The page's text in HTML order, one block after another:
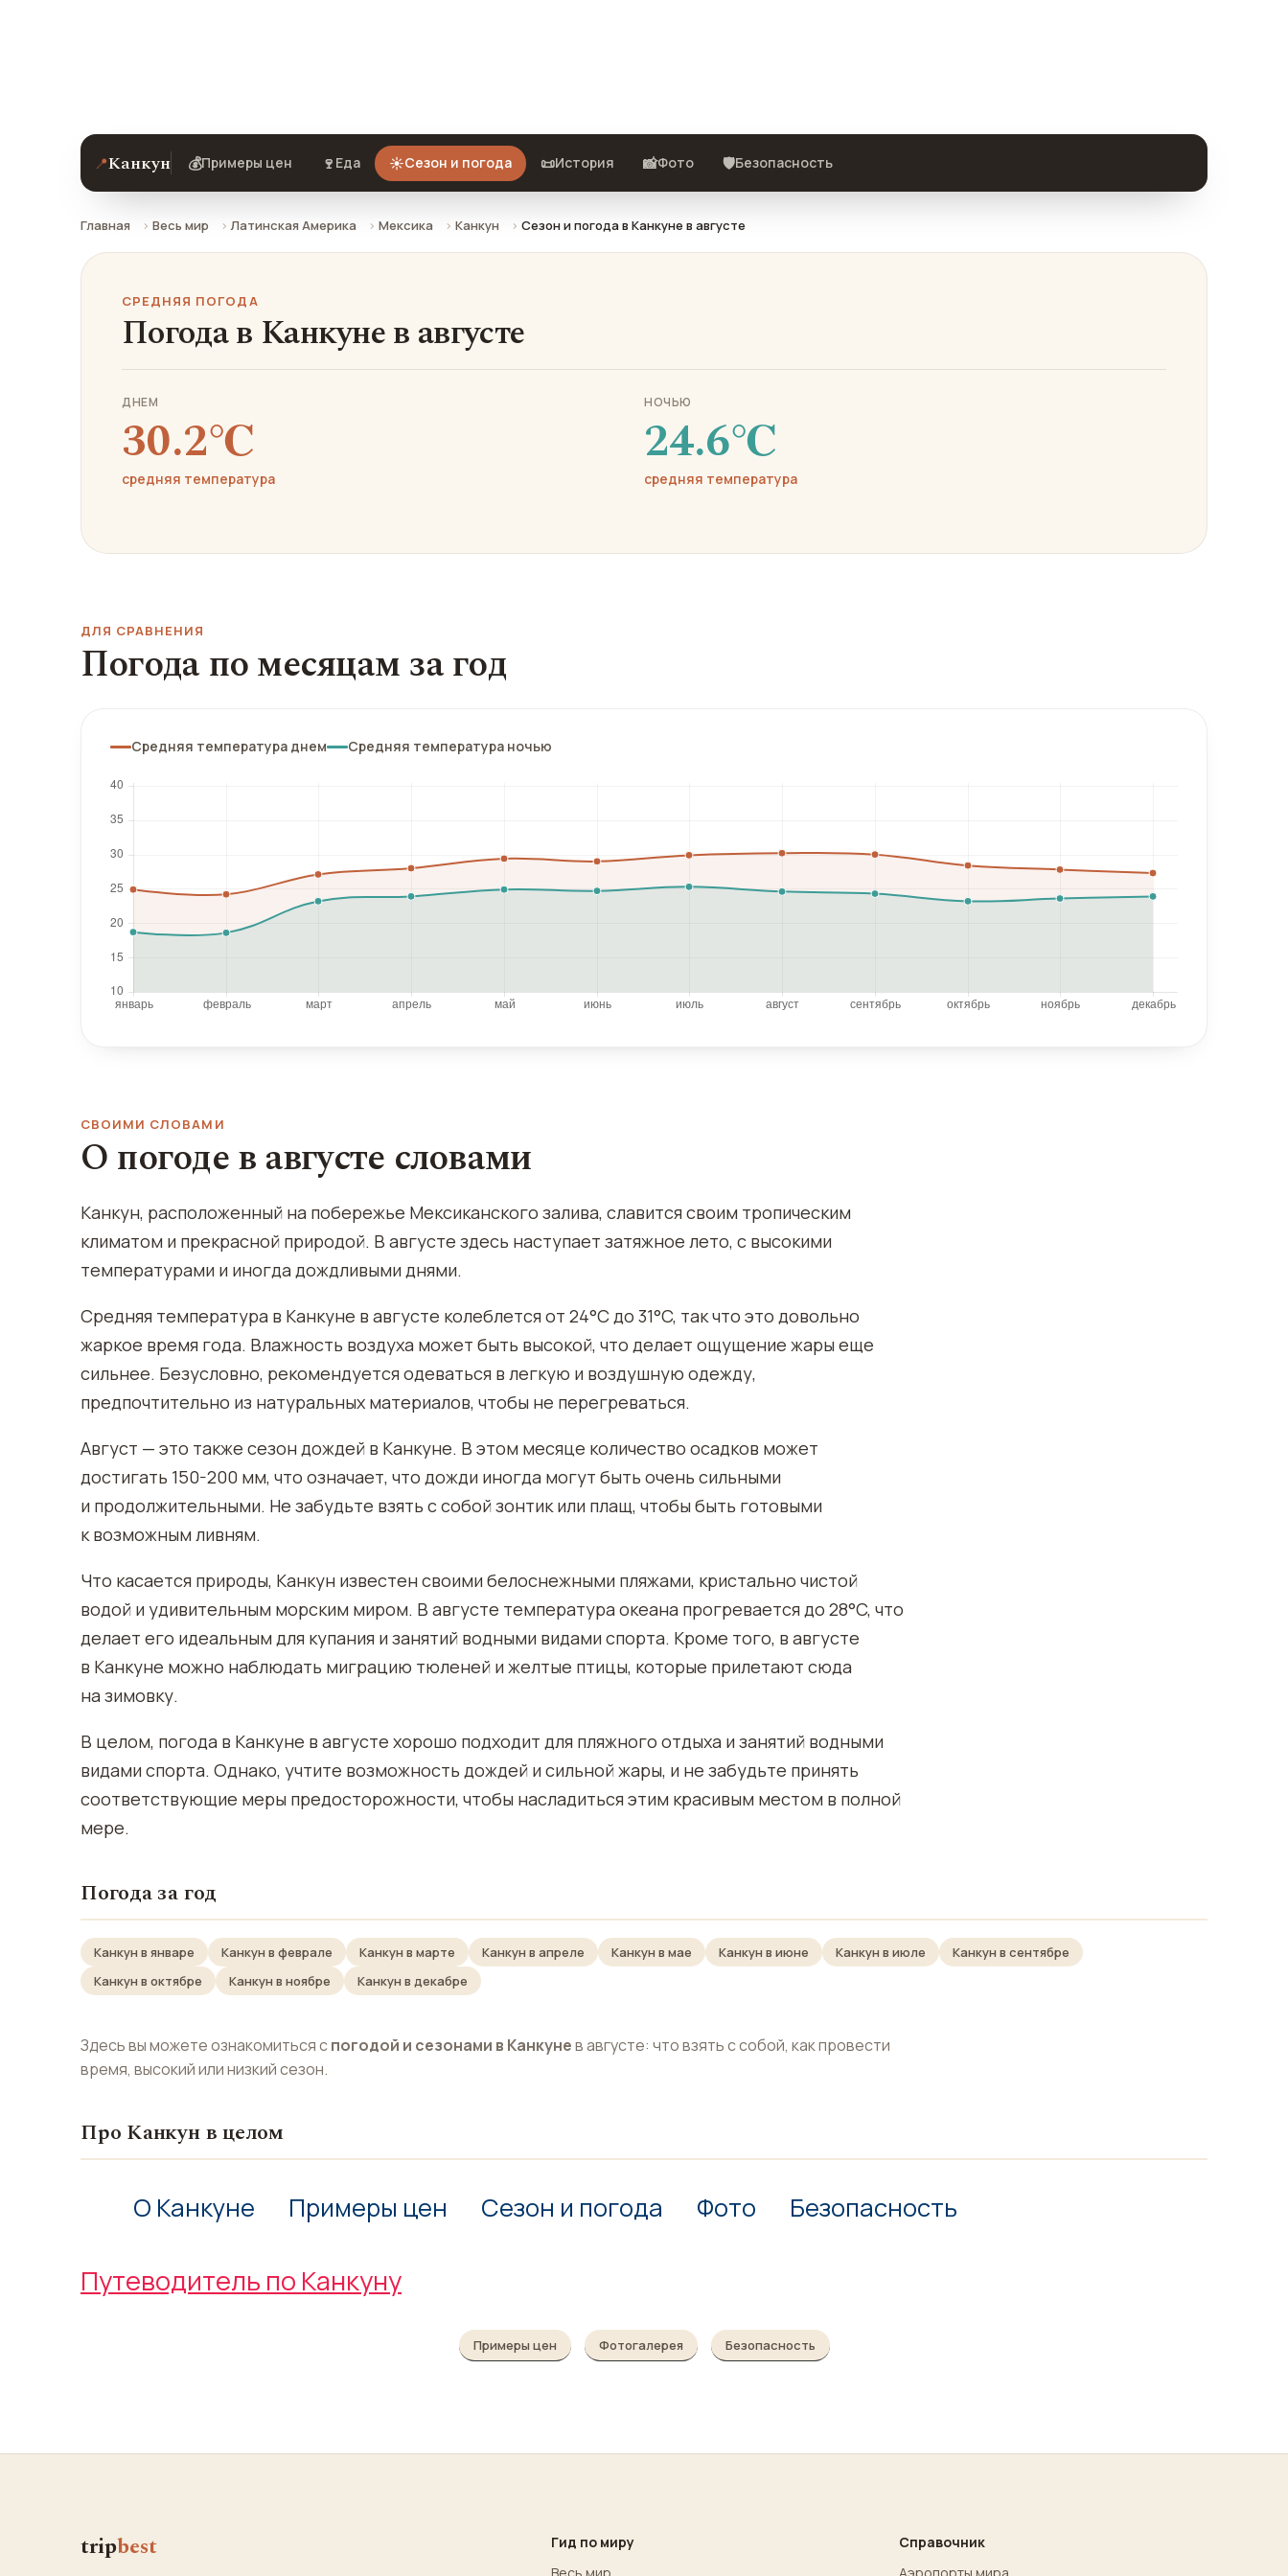
📍Канкун 💰Примеры цен 🍷 Еда ☀️Сезон и погода 📜История 📸Фото 🛡️Безопасность
Главная Весь мир Латинская Америка Мексика Канкун Сезон и погода в Канкуне в августе
СРЕДНЯЯ ПОГОДА
Погода в Канкуне в августе
ДНЕМ
30.2℃
средняя температура
НОЧЬЮ
24.6℃
средняя температура
ДЛЯ СРАВНЕНИЯ
Погода по месяцам за год
Средняя температура днем Средняя температура ночью
СВОИМИ СЛОВАМИ
О погоде в августе словами
Канкун, расположенный на побережье Мексиканского залива, славится своим тропическим
климатом и прекрасной природой. В августе здесь наступает затяжное лето, с высокими
температурами и иногда дождливыми днями.
Средняя температура в Канкуне в августе колеблется от 24°C до 31°C, так что это довольно
жаркое время года. Влажность воздуха может быть высокой, что делает ощущение жары еще
сильнее. Безусловно, рекомендуется одеваться в легкую и воздушную одежду,
предпочтительно из натуральных материалов, чтобы не перегреваться.
Август — это также сезон дождей в Канкуне. В этом месяце количество осадков может
достигать 150-200 мм, что означает, что дожди иногда могут быть очень сильными
и продолжительными. Не забудьте взять с собой зонтик или плащ, чтобы быть готовыми
к возможным ливням.
Что касается природы, Канкун известен своими белоснежными пляжами, кристально чистой
водой и удивительным морским миром. В августе температура океана прогревается до 28°C, что
делает его идеальным для купания и занятий водными видами спорта. Кроме того, в августе
в Канкуне можно наблюдать миграцию тюленей и желтые птицы, которые прилетают сюда
на зимовку.
В целом, погода в Канкуне в августе хорошо подходит для пляжного отдыха и занятий водными
видами спорта. Однако, учтите возможность дождей и сильной жары, и не забудьте принять
соответствующие меры предосторожности, чтобы насладиться этим красивым местом в полной
мере.
Погода за год
Канкун в январе Канкун в феврале Канкун в марте Канкун в апреле Канкун в мае Канкун в июне Канкун в июле
Канкун в сентябре
Канкун в октябре
Канкун в ноябре Канкун в декабре
Здесь вы можете ознакомиться спогодой и сезонами в Канкунев августе: что взять с собой, как провести
время, высокий или низкий сезон.
Про Канкун в целом
О Канкуне Примеры цен Сезон и погода Фото Безопасность
Путеводитель по Канкуну
Примеры цен Фотогалерея Безопасность
tripbest
Гид по миру
Справочник